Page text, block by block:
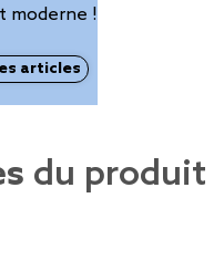
moderne !
articles
du produit